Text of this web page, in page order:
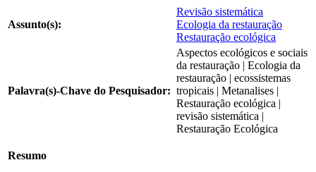
Assunto(s):
Revisão sistemática
Ecologia da restauração
Restauração ecológica
Palavra(s)-Chave do Pesquisador:
Aspectos ecológicos e sociais
da restauração | Ecologia da
restauração | ecossistemas
tropicais | Metanalises |
Restauração ecológica |
revisão sistemática |
Restauração Ecológica
Resumo